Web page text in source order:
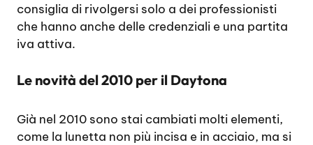
consiglia di rivolgersi solo a dei professionisti
che hanno anche delle credenziali e una partita
iva attiva.
Le novità del 2010 per il Daytona
Già nel 2010 sono stai cambiati molti elementi,
come la lunetta non più incisa e in acciaio, ma si